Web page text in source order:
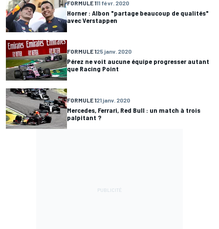
FORMULE 111 févr. 2020
Horner : Albon "partage beaucoup de qualités"
avec Verstappen
FORMULE 125 janv. 2020
Pérez ne voit aucune équipe progresser autant
que Racing Point
FORMULE 121 janv. 2020
Mercedes, Ferrari, Red Bull : un match à trois
palpitant ?